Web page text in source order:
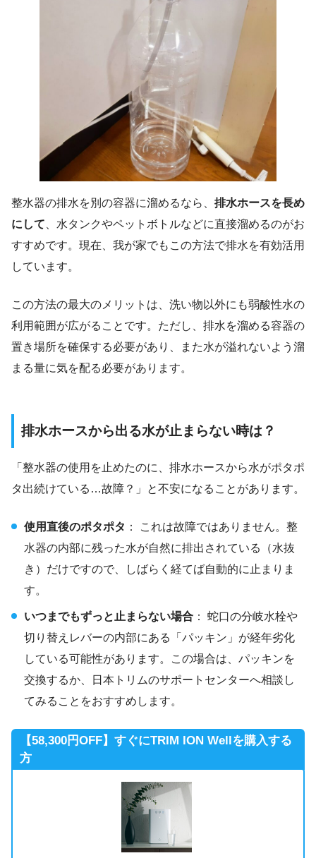
整水器の排水を別の容器に溜めるなら、 排水ホースを長め
にして 、水タンクやペットボトルなどに直接溜めるのがお
すすめです。現在、我が家でもこの方法で排水を有効活用
しています。
この方法の最大のメリットは、洗い物以外にも弱酸性水の
利用範囲が広がることです。ただし、排水を溜める容器の
置き場所を確保する必要があり、また水が溢れないよう溜
まる量に気を配る必要があります。
排水ホースから出る水が止まらない時は？
「整水器の使用を止めたのに、排水ホースから水がポタポ
タ出続けている…故障？」と不安になることがあります。
使用直後のポタポタ ： これは故障ではありません。整
水器の内部に残った水が自然に排出されている（水抜
き）だけですので、しばらく経てば自動的に止まりま
す。
いつまでもずっと止まらない場合 ： 蛇口の分岐水栓や
切り替えレバーの内部にある「パッキン」が経年劣化
している可能性があります。この場合は、パッキンを
交換するか、日本トリムのサポートセンターへ相談し
てみることをおすすめします。
【58,300円OFF】すぐにTRIM ION Wellを購入する
方